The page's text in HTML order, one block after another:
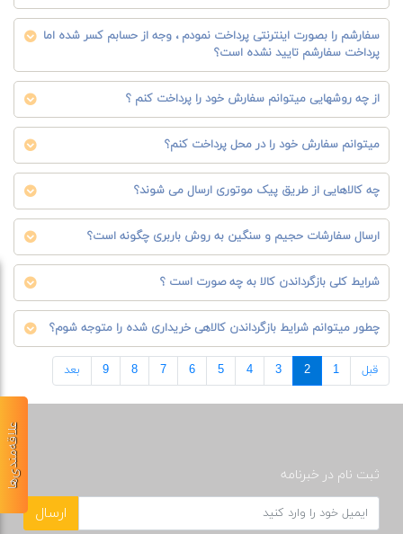
سفارشم را بصورت اینترنتی پرداخت نمودم ، وجه از حسابم کسر شده اما
پرداخت سفارشم تایید نشده است؟
از چه روشهایی میتوانم سفارش خود را پرداخت کنم ؟
میتوانم سفارش خود را در محل پرداخت کنم؟
چه کالاهایی از طریق پیک موتوری ارسال می شوند؟
ارسال سفارشات حجیم و سنگین به روش باربری چگونه است؟
شرایط کلی بازگرداندن کالا به چه صورت است ؟
چطور میتوانم شرایط بازگرداندن کالاهی خریداری شده را متوجه شوم؟
قبل 1
2
3
4
5
6
7
8
9 بعد
ثبت نام در خبرنامه
ارسال
علاقه‌مندی‌ها